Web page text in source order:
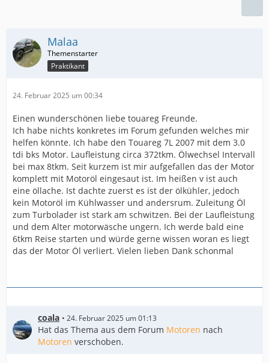
Malaa
Praktikant
24. Februar 2025 um 00:34
Einen wunderschönen liebe touareg Freunde.
Ich habe nichts konkretes im Forum gefunden welches mir
helfen könnte. Ich habe den Touareg 7L 2007 mit dem 3.0
tdi bks Motor. Laufleistung circa 372tkm. Ölwechsel Intervall
bei max 8tkm. Seit kurzem ist mir aufgefallen das der Motor
komplett mit Motoröl eingesaut ist. Im heißen v ist auch
eine öllache. Ist dachte zuerst es ist der ölkühler, jedoch
kein Motoröl im Kühlwasser und andersrum. Zuleitung Öl
zum Turbolader ist stark am schwitzen. Bei der Laufleistung
und dem Alter motorwäsche ungern. Ich werde bald eine
6tkm Reise starten und würde gerne wissen woran es liegt
das der Motor Öl verliert. Vielen lieben Dank schonmal
coala 24. Februar 2025 um 01:13
Hat das Thema aus dem Forum Motoren nach
Motoren verschoben.